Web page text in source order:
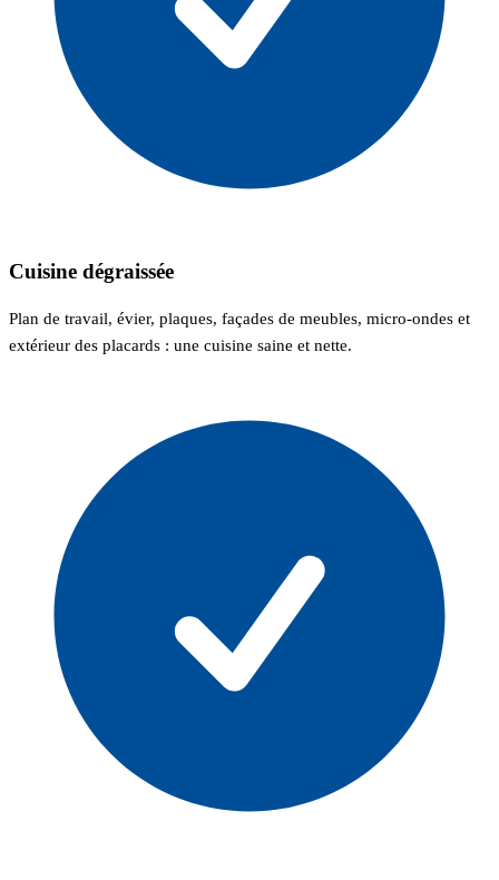
Cuisine dégraissée
Plan de travail, évier, plaques, façades de meubles, micro-ondes et
extérieur des placards : une cuisine saine et nette.